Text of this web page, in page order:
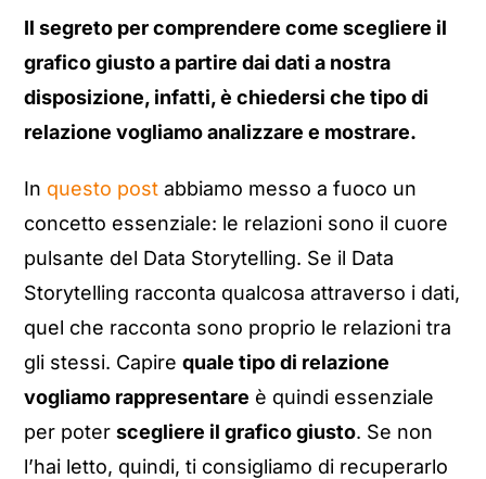
Il segreto per comprendere come scegliere il
grafico giusto a partire dai dati a nostra
disposizione, infatti, è chiedersi che tipo di
relazione vogliamo analizzare e mostrare.
In questo post abbiamo messo a fuoco un
concetto essenziale: le relazioni sono il cuore
pulsante del Data Storytelling. Se il Data
Storytelling racconta qualcosa attraverso i dati,
quel che racconta sono proprio le relazioni tra
gli stessi. Capirequale tipo di relazione
vogliamo rappresentare è quindi essenziale
per poterscegliere il grafico giusto. Se non
l’hai letto, quindi, ti consigliamo di recuperarlo